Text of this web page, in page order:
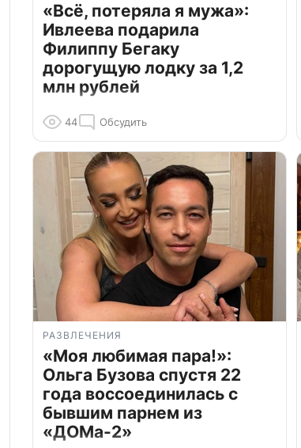
«Всё, потеряла я мужа»:
Ивлеева подарила
Филиппу Бегаку
дорогущую лодку за 1,2
млн рублей
44 Обсудить
РАЗВЛЕЧЕНИЯ
«Моя любимая пара!»:
Ольга Бузова спустя 22
года воссоединилась с
бывшим парнем из
«ДОМа-2»